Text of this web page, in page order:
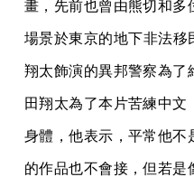
畫，先前也曾由熊切和多
場景於東京的地下非法
翔太飾演的異邦警察為了
田翔太為了本片苦練中
身體，他表示，平常他不
的作品也不會接，但若